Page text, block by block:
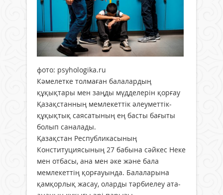
фото: psyhologika.ru
Кәмелетке толмаған балалардың
құқықтары мен заңды мүдделерін қорғау
Қазақстанның мемлекеттік әлеуметтік-
құқықтық саясатының ең басты бағыты
болып саналады.
Қазақстан Республикасының
Конституциясының 27 бабына сәйкес Неке
мен отбасы, ана мен әке және бала
мемлекеттің қорғауында. Балаларына
қамқорлық жасау, оларды тәрбиелеу ата-